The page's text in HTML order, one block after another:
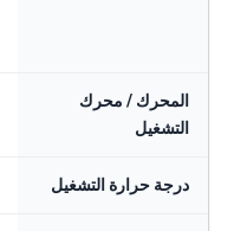
المحرك / محرك
التشغيل
درجة حرارة التشغيل